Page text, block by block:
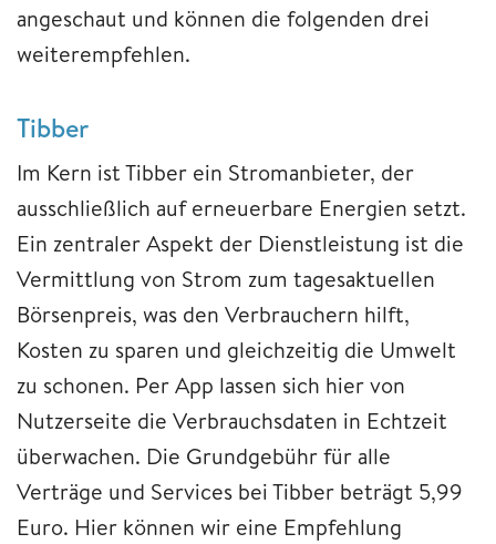
angeschaut und können die folgenden drei
weiterempfehlen.
Tibber
Im Kern ist Tibber ein Stromanbieter, der
ausschließlich auf erneuerbare Energien setzt.
Ein zentraler Aspekt der Dienstleistung ist die
Vermittlung von Strom zum tagesaktuellen
Börsenpreis, was den Verbrauchern hilft,
Kosten zu sparen und gleichzeitig die Umwelt
zu schonen. Per App lassen sich hier von
Nutzerseite die Verbrauchsdaten in Echtzeit
überwachen. Die Grundgebühr für alle
Verträge und Services bei Tibber beträgt 5,99
Euro. Hier können wir eine Empfehlung